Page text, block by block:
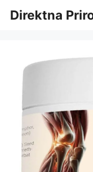
Direktna